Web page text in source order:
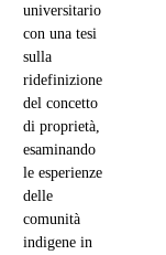
universitario
con una tesi
sulla
ridefinizione
del concetto
di proprietà,
esaminando
le esperienze
delle
comunità
indigene in